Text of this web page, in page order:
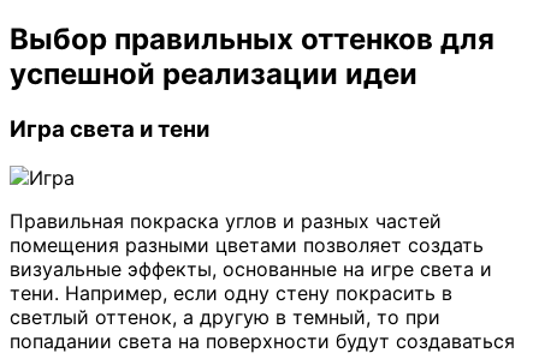
Выбор правильных оттенков для
успешной реализации идеи
Игра света и тени
Правильная покраска углов и разных частей
помещения разными цветами позволяет создать
визуальные эффекты, основанные на игре света и
тени. Например, если одну стену покрасить в
светлый оттенок, а другую в темный, то при
попадании света на поверхности будут создаваться